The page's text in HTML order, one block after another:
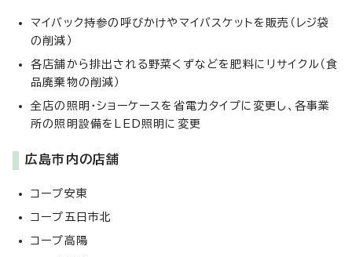
マイバック持参の呼びかけやマイバスケットを販売（レジ袋
の削減）
各店舗から排出される野菜くずなどを肥料にリサイクル（食
品廃棄物の削減）
全店の照明・ショーケースを省電力タイプに変更し、各事業
所の照明設備をLED照明に変更
広島市内の店舗
コープ安東
コープ五日市北
コープ高陽